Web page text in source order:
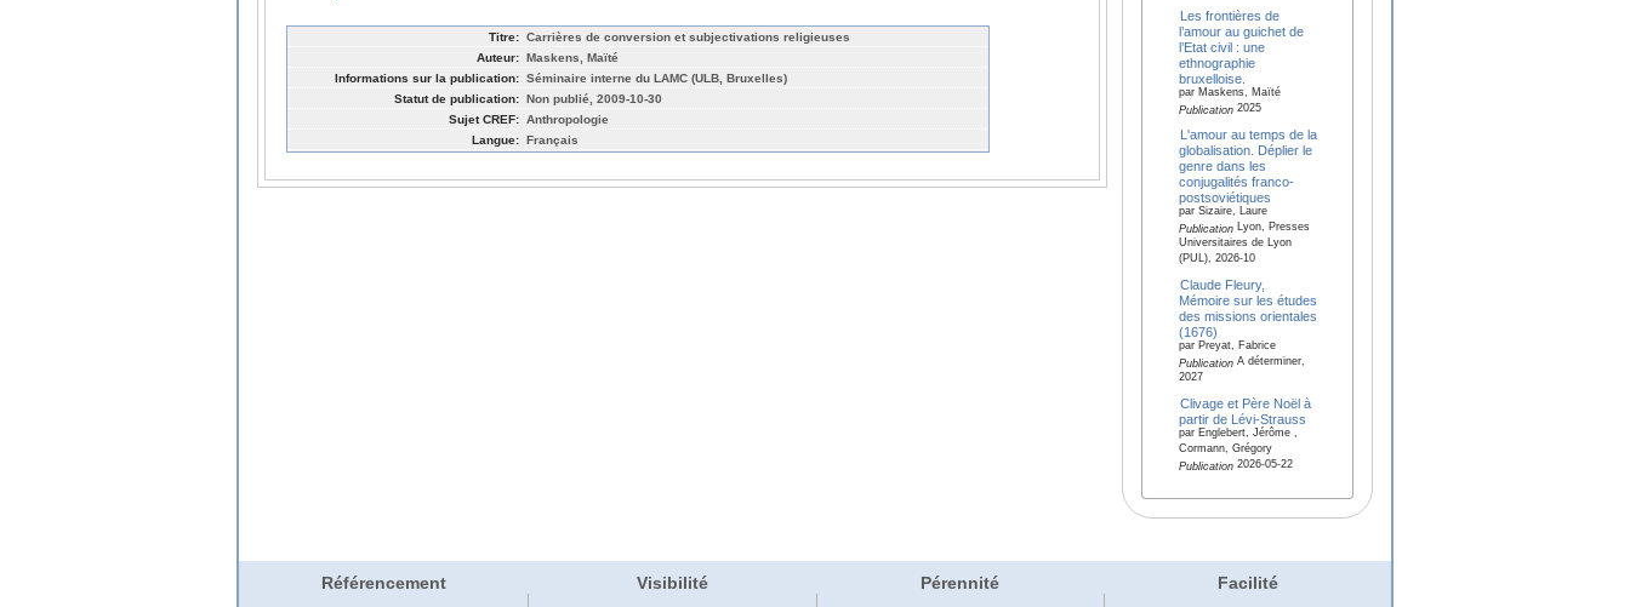
Titre: Carrières de conversion et subjectivations religieuses
Auteur: Maskens, Maïté
Informations sur la publication: Séminaire interne du LAMC (ULB, Bruxelles)
Statut de publication: Non publié, 2009-10-30
Sujet CREF: Anthropologie
Langue: Français
Les frontières de
l’amour au guichet de
l’Etat civil : une
ethnographie
bruxelloise.
par Maskens, Maïté
Publication2025
L'amour au temps de la
globalisation. Déplier le
genre dans les
conjugalités franco-
postsoviétiques
par Sizaire, Laure
PublicationLyon, Presses
Universitaires de Lyon
(PUL), 2026-10
Claude Fleury,
Mémoire sur les études
des missions orientales
(1676)
par Preyat, Fabrice
PublicationA déterminer,
2027
Clivage et Père Noël à
partir de Lévi-Strauss
par Englebert, Jérôme ,
Cormann, Grégory
Publication2026-05-22
Référencement Visibilité Pérennité Facilité